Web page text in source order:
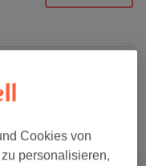
Cookies von
personalisieren,